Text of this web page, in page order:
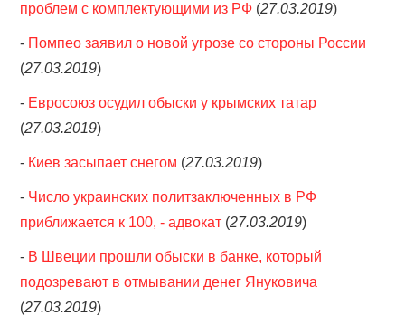
проблем с комплектующими из РФ (27.03.2019)
- Помпео заявил о новой угрозе со стороны России
(27.03.2019)
- Евросоюз осудил обыски у крымских татар
(27.03.2019)
- Киев засыпает снегом (27.03.2019)
- Число украинских политзаключенных в РФ
приближается к 100, - адвокат (27.03.2019)
- В Швеции прошли обыски в банке, который
подозревают в отмывании денег Януковича
(27.03.2019)